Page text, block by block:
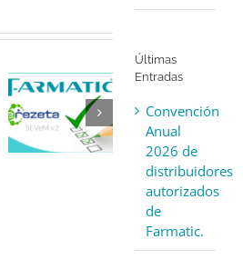
Últimas
Entradas
Convención
Anual
2026 de
distribuidores
autorizados
de
Farmatic.